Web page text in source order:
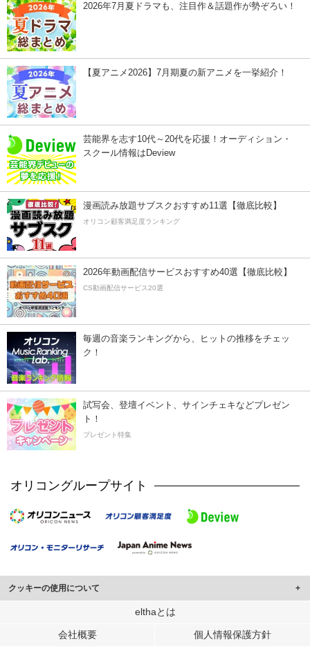
2026年7月夏ドラマも、注目作＆話題作が勢ぞろい！
【夏アニメ2026】7月期夏の新アニメを一挙紹介！
芸能界を志す10代～20代を応援！オーディション・
スクール情報はDeview
漫画読み放題サブスクおすすめ11選【徹底比較】
オリコン顧客満足度ランキング
2026年動画配信サービスおすすめ40選【徹底比較】
CS動画配信サービス20選
毎週の音楽ランキングから、ヒットの推移をチェッ
ク！
試写会、登壇イベント、サインチェキなどプレゼン
ト！
プレゼント特集
オリコングループサイト
クッキーの使用について
このサイトでは Cookie を使用して、ユーザーに合わせたコンテンツや広告の
行っています。
elthaとは
会社概要 個人情報保護方針